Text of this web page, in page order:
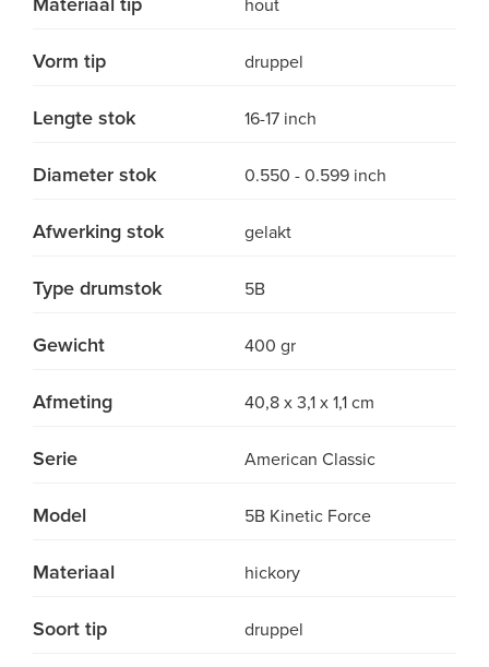
hout
Vorm tip druppel
Lengte stok 16-17 inch
Diameter stok 0.550 - 0.599 inch
Afwerking stok gelakt
Type drumstok 5B
Gewicht 400 gr
Afmeting 40,8 x 3,1 x 1,1 cm
Serie American Classic
Model 5B Kinetic Force
Materiaal hickory
Soort tip druppel